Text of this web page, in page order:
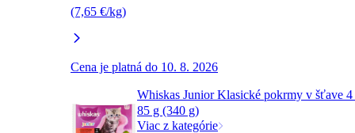
(7,65 €/kg)
Cena je platná do 10. 8. 2026
Whiskas Junior Klasické pokrmy v šťave
85 g (340 g)
Viac z kategórie